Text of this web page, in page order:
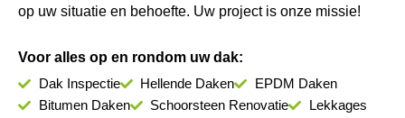
op uw situatie en behoefte. Uw project is onze missie!
Voor alles op en rondom uw dak:
Dak Inspectie Hellende Daken
EPDM Daken
Bitumen Daken
Schoorsteen Renovatie
Lekkages